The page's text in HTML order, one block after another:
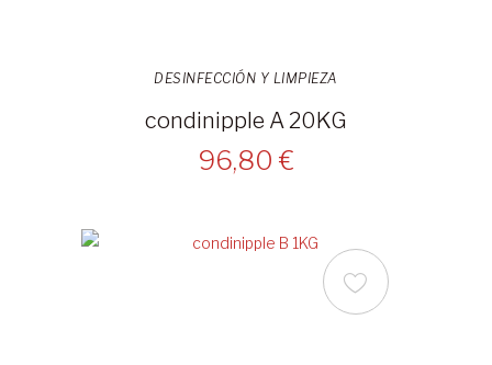
DESINFECCIÓN Y LIMPIEZA
condinipple A 20KG
96,80 €